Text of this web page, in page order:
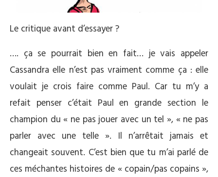
Le critique avant d’essayer ?
…. ça se pourrait bien en fait… je vais appeler
Cassandra elle n’est pas vraiment comme ça : elle
voulait je crois faire comme Paul. Car tu m’y a
refait penser c’était Paul en grande section le
champion du « ne pas jouer avec un tel », « ne pas
parler avec une telle ». Il n’arrêtait jamais et
changeait souvent. C’est bien que tu m’ai parlé de
ces méchantes histoires de « copain/pas copains »,